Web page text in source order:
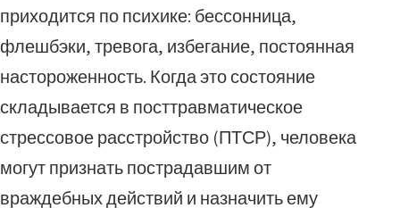
приходится по психике: бессонница,
флешбэки, тревога, избегание, постоянная
настороженность. Когда это состояние
складывается в посттравматическое
стрессовое расстройство (ПТСР), человека
могут признать пострадавшим от
враждебных действий и назначить ему